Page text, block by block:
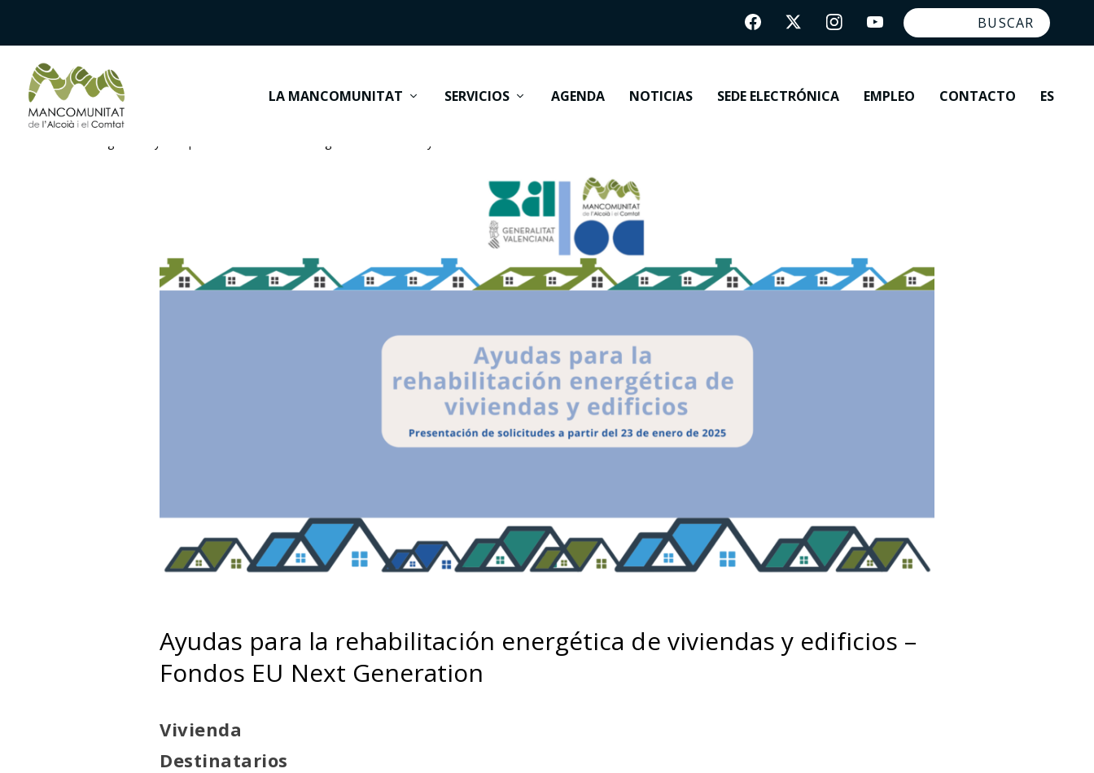
LA MANCOMUNITAT SERVICIOS AGENDA NOTICIAS SEDE ELECTRÓNICA EMPLEO CONTACTO ES
Ayudas para la rehabilitación energética de viviendas y edificios –
Fondos EU Next Generation
Vivienda
Destinatarios